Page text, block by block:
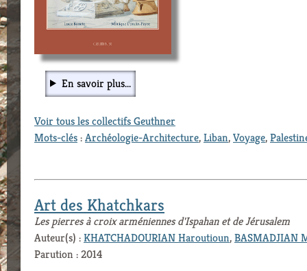
En savoir plus...
Voir tous les collectifs Geuthner
Mots-clés:Archéologie-Architecture,Liban,Voyage,
Art des Khatchkars
Les pierres à croix arméniennes d'Ispahan et de Jérusalem
Auteur(s) :KHATCHADOURIAN Haroutioun,BASMADJIAN
Parution : 2014